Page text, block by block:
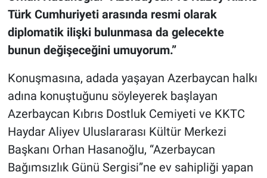
Türk Cumhuriyeti arasında resmi olarak
diplomatik ilişki bulunmasa da gelecekte
bunun değişeceğini umuyorum.”
Konuşmasına, adada yaşayan Azerbaycan halkı
adına konuştuğunu söyleyerek başlayan
Azerbaycan Kıbrıs Dostluk Cemiyeti ve KKTC
Haydar Aliyev Uluslararası Kültür Merkezi
Başkanı Orhan Hasanoğlu, “Azerbaycan
Bağımsızlık Günü Sergisi”ne ev sahipliği yapan